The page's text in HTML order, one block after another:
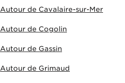
Autour de Cavalaire-sur-Mer
Autour de Cogolin
Autour de Gassin
Autour de Grimaud